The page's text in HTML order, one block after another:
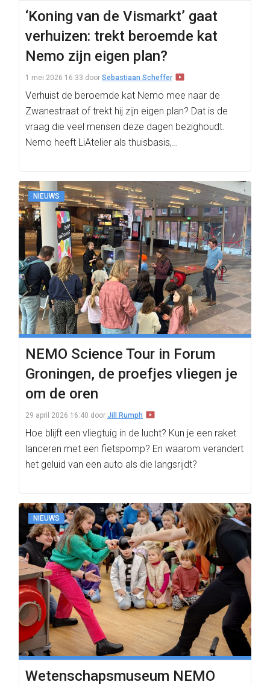
‘Koning van de Vismarkt’ gaat
verhuizen: trekt beroemde kat
Nemo zijn eigen plan?
1 mei 2026 16:33 door Sebastiaan Scheffer
Verhuist de beroemde kat Nemo mee naar de
Zwanestraat of trekt hij zijn eigen plan? Dat is de
vraag die veel mensen deze dagen bezighoudt.
Nemo heeft LiAtelier als thuisbasis,…
NIEUWS
NEMO Science Tour in Forum
Groningen, de proefjes vliegen je
om de oren
29 april 2026 16:40 door Jill Rumph
Hoe blijft een vliegtuig in de lucht? Kun je een raket
lanceren met een fietspomp? En waarom verandert
het geluid van een auto als die langsrijdt?
NIEUWS
Wetenschapsmuseum NEMO